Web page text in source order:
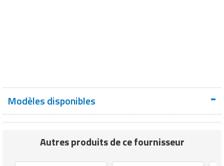
Modèles disponibles
Autres produits de ce fournisseur